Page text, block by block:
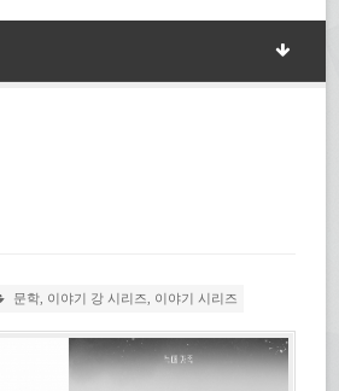
문학 이야기 강 시리즈 이야기 시리즈